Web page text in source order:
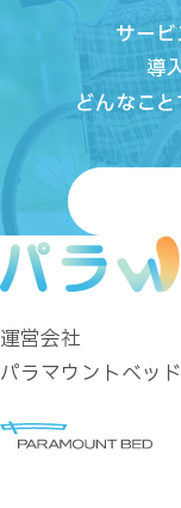
サービ
導
どんなこ
運営会社
パラマウントベッ